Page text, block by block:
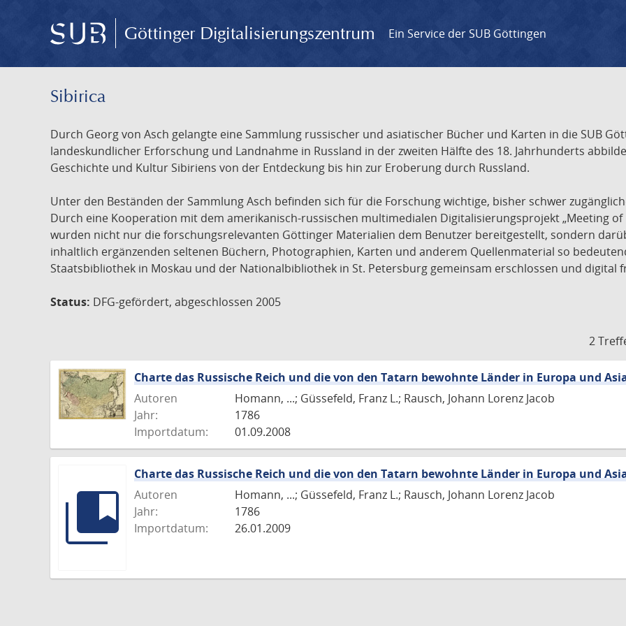
Göttinger Digitalisierungszentrum Ein Service der SUB Göttingen
Sibirica
Durch Georg von Asch gelangte eine Sammlung russischer und asiatischer Bücher und Karten in die SUB
landeskundlicher Erforschung und Landnahme in Russland in der zweiten Hälfte des 18. Jahrhunderts
Geschichte und Kultur Sibiriens von der Entdeckung bis hin zur Eroberung durch Russland.
Unter den Beständen der Sammlung Asch befinden sich für die Forschung wichtige, bisher schwer
Durch eine Kooperation mit dem amerikanisch-russischen multimedialen Digitalisierungsprojekt „Meeting
wurden nicht nur die forschungsrelevanten Göttinger Materialien dem Benutzer bereitgestellt, sondern
inhaltlich ergänzenden seltenen Büchern, Photographien, Karten und anderem Quellenmaterial so
Staatsbibliothek in Moskau und der Nationalbibliothek in St. Petersburg gemeinsam erschlossen und digital
Status: DFG-gefördert, abgeschlossen 2005
2
Charte das Russische Reich und die von den Tatarn bewohnte Länder in Europa und
Autoren
Homann, ...; Güssefeld, Franz L.; Rausch, Johann Lorenz Jacob
Jahr:
1786
Importdatum:
01.09.2008
Charte das Russische Reich und die von den Tatarn bewohnte Länder in Europa und
Autoren
Homann, ...; Güssefeld, Franz L.; Rausch, Johann Lorenz Jacob
Jahr:
1786
Importdatum:
26.01.2009